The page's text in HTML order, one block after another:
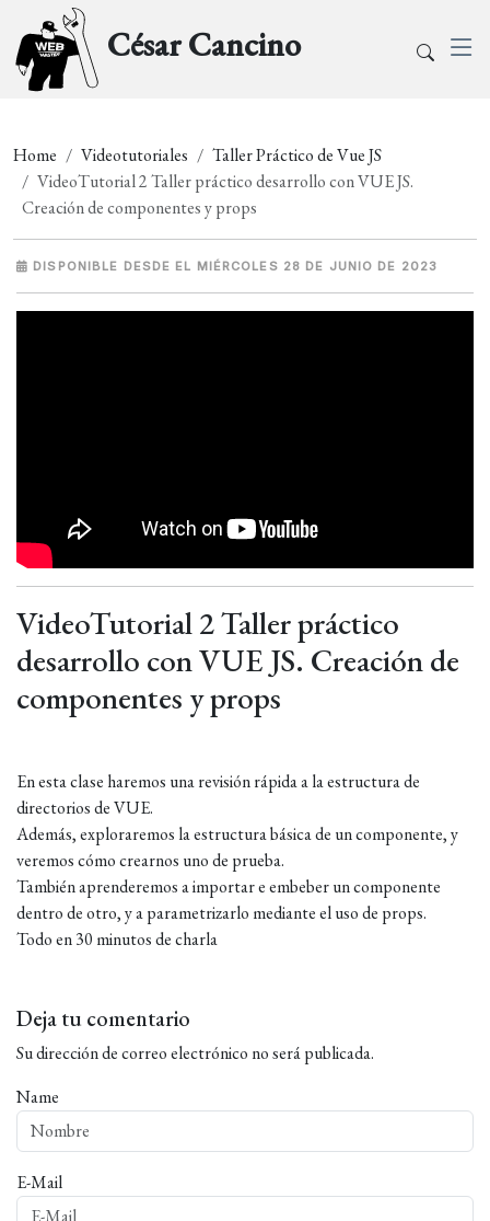
César Cancino
Home Videotutoriales
Taller Práctico de Vue JS
VideoTutorial 2 Taller práctico desarrollo con VUE JS.
Creación de componentes y props
DISPONIBLE DESDE EL MIÉRCOLES 28 DE JUNIO DE 2023
VideoTutorial 2 Taller práctico
desarrollo con VUE JS. Creación de
componentes y props
En esta clase haremos una revisión rápida a la estructura de
directorios de VUE.
Además, exploraremos la estructura básica de un componente, y
veremos cómo crearnos uno de prueba.
También aprenderemos a importar e embeber un componente
dentro de otro, y a parametrizarlo mediante el uso de props.
Todo en 30 minutos de charla
Deja tu comentario
Su dirección de correo electrónico no será publicada.
Name
E-Mail